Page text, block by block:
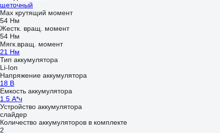
щеточный
Max крутящий момент
54 Нм
Жестк. вращ. момент
54 Нм
Мягк.вращ. момент
21 Нм
Тип аккумулятора
Li-Ion
Напряжение аккумулятора
18 В
Емкость аккумулятора
1.5 А*ч
Устройство аккумулятора
слайдер
Количество аккумуляторов в комплекте
2